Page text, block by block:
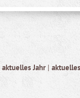
aktuelles Jahr|